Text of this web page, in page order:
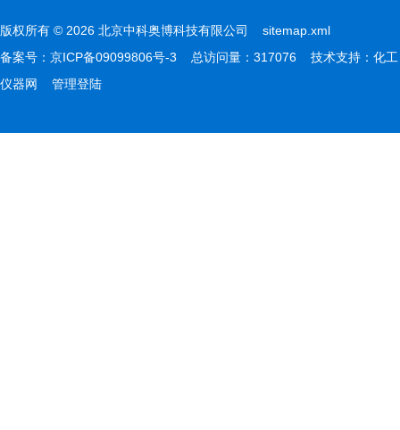
版权所有 © 2026 北京中科奥博科技有限公司 sitemap.xml
备案号： 京ICP备09099806号-3 总访问量：317076 技术支持： 化工
仪器网
管理登陆